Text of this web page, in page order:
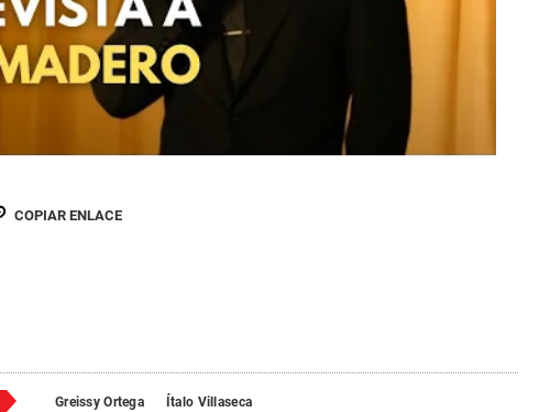
COPIAR ENLACE
Greissy Ortega Ítalo Villaseca